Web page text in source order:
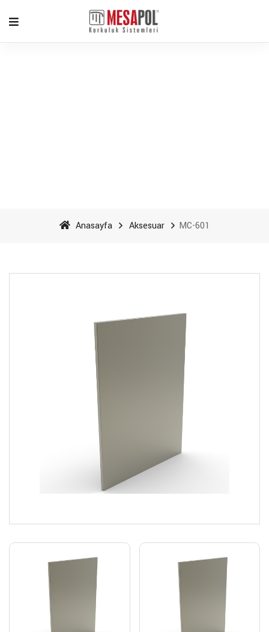
Anasayfa Aksesuar MC-601